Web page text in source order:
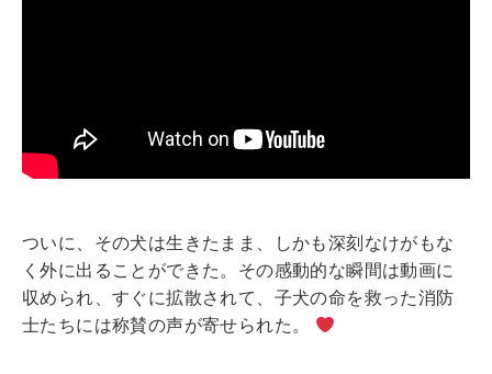
ついに、その犬は生きたまま、しかも深刻なけがもな
く外に出ることができた。その感動的な瞬間は動画に
収められ、すぐに拡散されて、子犬の命を救った消防
士たちには称賛の声が寄せられた。